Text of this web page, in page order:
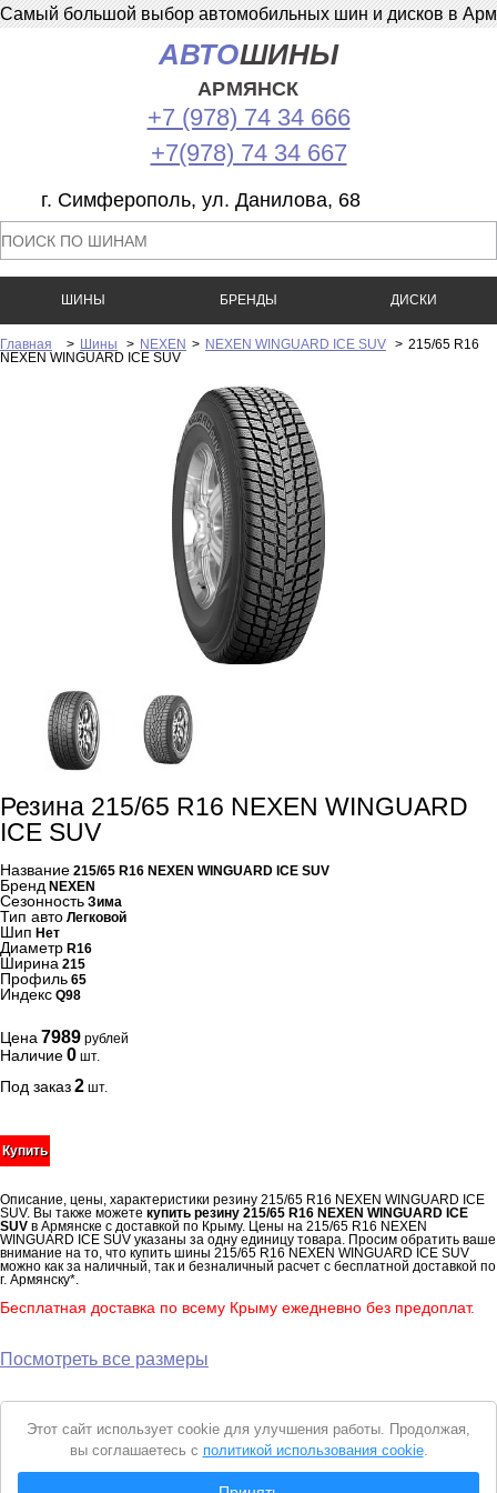
Самый большой выбор автомобильных шин и дисков в
АВТОШИНЫ
АРМЯНСК
+7 (978) 74 34 666
+7(978) 74 34 667
г. Симферополь, ул. Данилова, 68
ШИНЫ БРЕНДЫ ДИСКИ
Главная > Шины > NEXEN > NEXEN WINGUARD ICE SUV > 215/65 R16
NEXEN WINGUARD ICE SUV
Резина 215/65 R16 NEXEN WINGUARD
ICE SUV
Название 215/65 R16 NEXEN WINGUARD ICE SUV
Бренд NEXEN
Сезонность Зима
Тип авто Легковой
Шип Нет
Диаметр R16
Ширина 215
Профиль 65
Индекс Q98
Цена 7989 рублей
Наличие0 шт.
Под заказ2 шт.
Купить
Описание, цены, характеристики резину 215/65 R16 NEXEN WINGUARD ICE
SUV. Вы также можете купить резину 215/65 R16 NEXEN WINGUARD ICE
SUV в Армянске с доставкой по Крыму. Цены на 215/65 R16 NEXEN
WINGUARD ICE SUV указаны за одну единицу товара. Просим обратить ваше
внимание на то, что купить шины 215/65 R16 NEXEN WINGUARD ICE SUV
можно как за наличный, так и безналичный расчет с бесплатной доставкой по
г. Армянску*.
Бесплатная доставка по всему Крыму ежедневно без предоплат.
Посмотреть все размеры
Уведомление
cookie
Этот сайт использует cookie для улучшения работы. Продолжая,
вы соглашаетесь с политикой использования cookie.